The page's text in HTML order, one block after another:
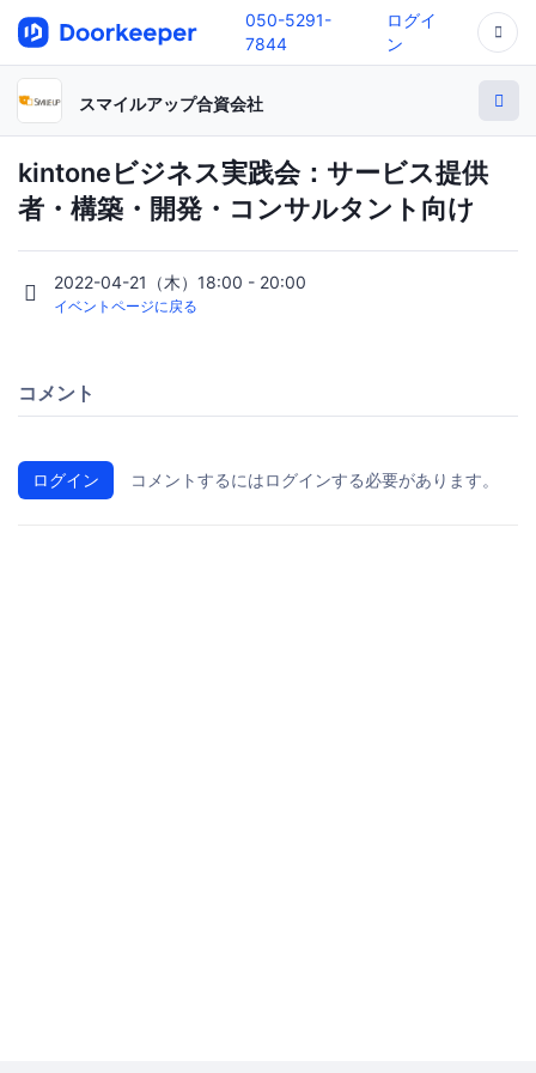
050-5291-
7844
ログイ
ン
スマイルアップ合資会社
kintoneビジネス実践会：サービス提供
者・構築・開発・コンサルタント向け
2022-04-21（木）18:00 - 20:00
イベントページに戻る
コメント
ログイン コメントするにはログインする必要があります。